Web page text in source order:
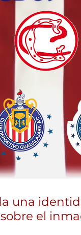
una
sobre el